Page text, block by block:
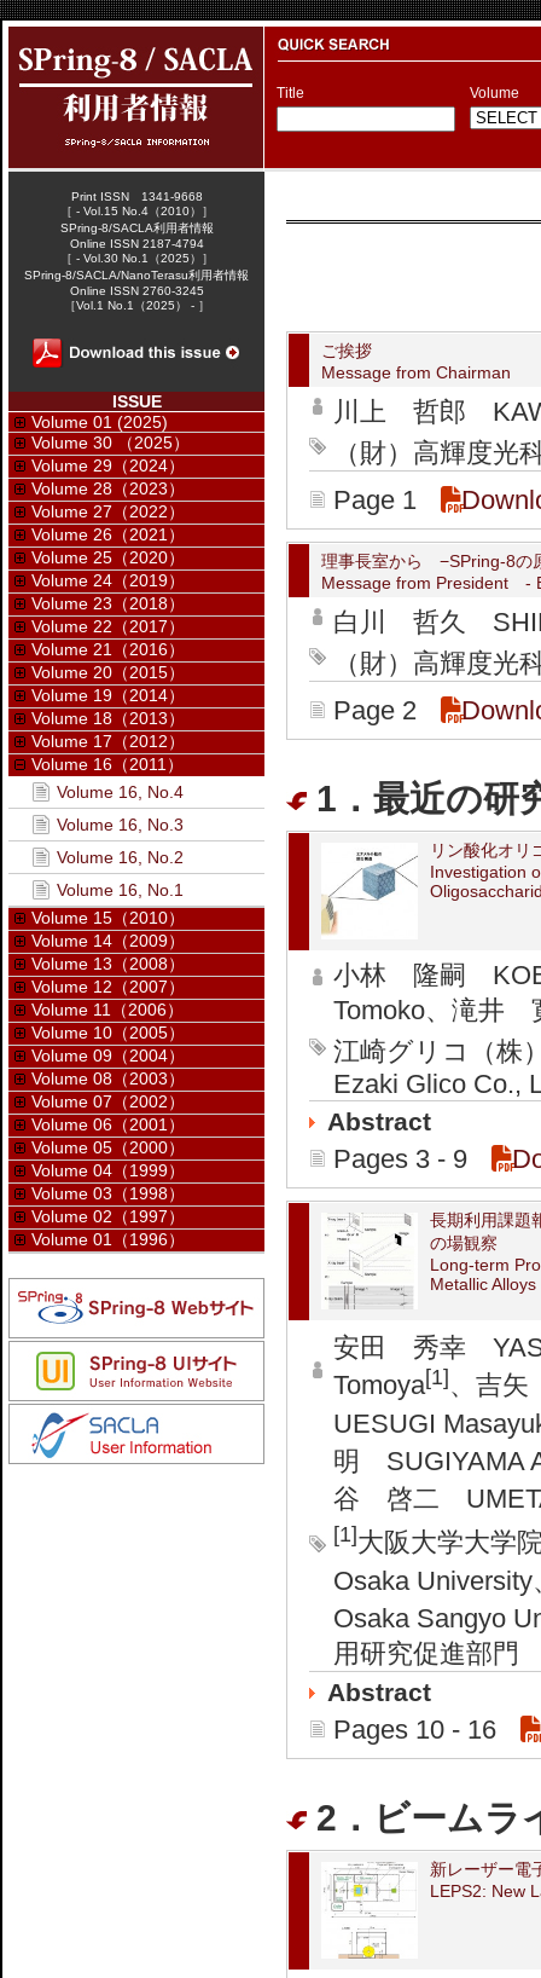
Title Volume
ご挨拶
Message from Chairman
川上 哲郎
（財）高輝度
Page 1
理事長室から −SPring-8の
Message from President -
白川 哲久
（財）高輝度
Page 2
1．最近の研
リン酸化オリ
Investigation
小林 隆嗣
Tomoko、滝井
江崎グリコ（株
Ezaki Glico Co.,
Abstract
Pages 3 - 9
長期利用課題
の場観察
Long-term
Metallic
安田 秀幸
Tomoya[1] 、吉
UESUGI
明 SUGIYAMA
谷 啓二
[1]大阪大学大学
Osaka University
Osaka Sangyo
用研究促進部門
Abstract
Pages 10 - 16
2．ビームラ
新レーザー電
LEPS2: New
Print ISSN 1341-9668
［ - Vol.15 No.4（2010）］
SPring-8/SACLA利用者情報
Online ISSN 2187-4794
［ - Vol.30 No.1（2025）］
SPring-8/SACLA/NanoTerasu利用者情報
Online ISSN 2760-3245
［Vol.1 No.1（2025） - ］
ISSUE
Volume 01 (2025)
Volume 30 （2025）
Volume 29（2024）
Volume 28（2023）
Volume 27（2022）
Volume 26（2021）
Volume 25（2020）
Volume 24（2019）
Volume 23（2018）
Volume 22（2017）
Volume 21（2016）
Volume 20（2015）
Volume 19（2014）
Volume 18（2013）
Volume 17（2012）
Volume 16（2011）
Volume 16, No.4
Volume 16, No.3
Volume 16, No.2
Volume 16, No.1
Volume 15（2010）
Volume 14（2009）
Volume 13（2008）
Volume 12（2007）
Volume 11（2006）
Volume 10（2005）
Volume 09（2004）
Volume 08（2003）
Volume 07（2002）
Volume 06（2001）
Volume 05（2000）
Volume 04（1999）
Volume 03（1998）
Volume 02（1997）
Volume 01（1996）